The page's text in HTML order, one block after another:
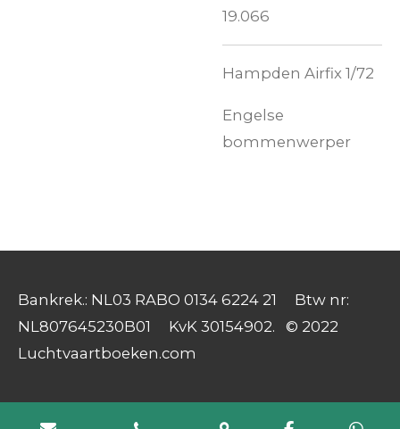
19.066
Hampden Airfix 1/72
Engelse
bommenwerper
Bankrek.: NL03 RABO 0134 6224 21 Btw nr:
NL807645230B01 KvK 30154902. © 2022
Luchtvaartboeken.com